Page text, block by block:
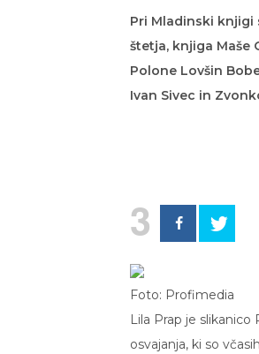
Pri Mladinski knjigi
štetja, knjiga Maše
Polone Lovšin
Ivan Sivec in
3
Foto: Profimedia
Lila Prap je
osvajanja, ki so